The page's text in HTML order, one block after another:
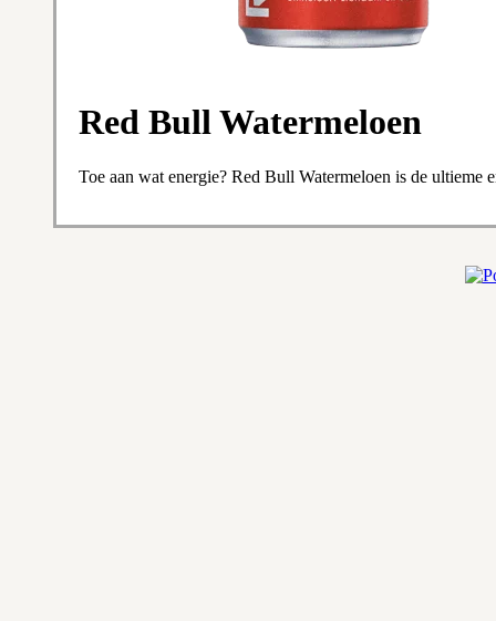
Red Bull Watermeloen
Toe aan wat energie? Red Bull Watermeloen is de ultieme